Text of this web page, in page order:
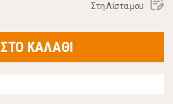
Στη Λίστα μου
ΣΤΟ ΚΑΛΑΘΙ